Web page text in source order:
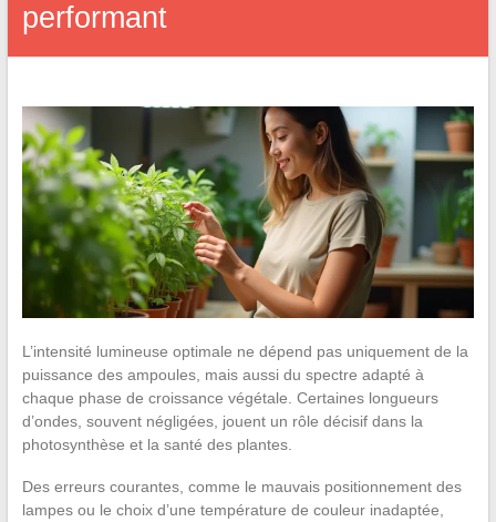
performant
L’intensité lumineuse optimale ne dépend pas uniquement de la
puissance des ampoules, mais aussi du spectre adapté à
chaque phase de croissance végétale. Certaines longueurs
d’ondes, souvent négligées, jouent un rôle décisif dans la
photosynthèse et la santé des plantes.
Des erreurs courantes, comme le mauvais positionnement des
lampes ou le choix d’une température de couleur inadaptée,